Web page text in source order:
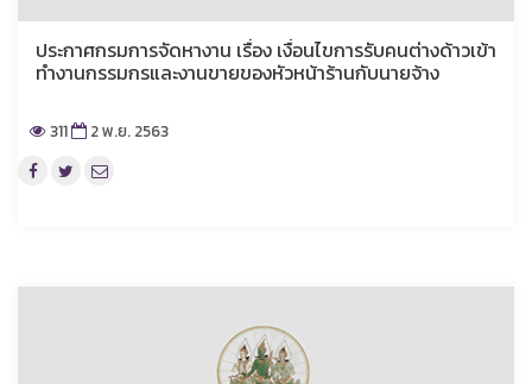
ประกาศกรมการจัดหางาน เรื่อง เงื่อนไขการรับคนต่างด้าวเข้า
ทำงานกรรมกรและงานขายของหัวหน้าร้านกับนายจ้าง
311 2 พ.ย. 2563